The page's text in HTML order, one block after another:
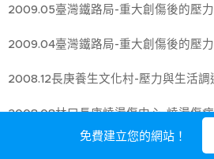
2009.05臺灣鐵路局-重大創傷後的壓
2009.04臺灣鐵路局-重大創傷後的壓
2008.12長庚養生文化村-壓力與生活調
2008.08林口長庚燒燙傷中心-燒燙傷
免費建立您的網站！